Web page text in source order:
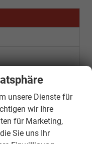
unsere Dienste für
wir Ihre
für Marketing,
Sie uns Ihr